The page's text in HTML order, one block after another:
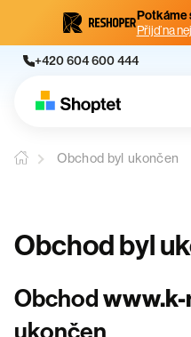
Potkáme
Přijď na
+420 604 600 444
Obchod byl ukončen
Obchod byl
Obchod